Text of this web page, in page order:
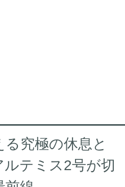
究極の休息と
ルテミス2号が切